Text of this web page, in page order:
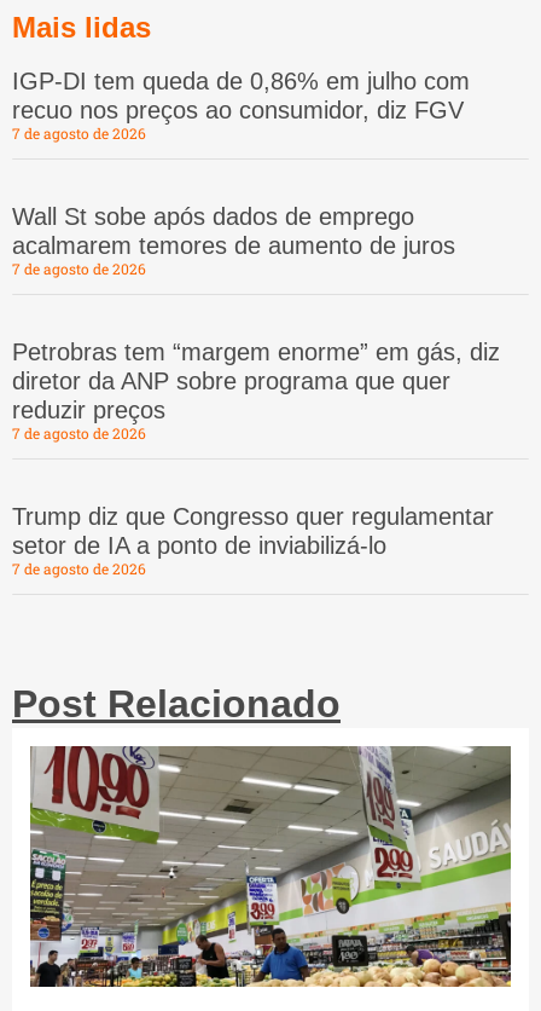
Mais lidas
IGP-DI tem queda de 0,86% em julho com
recuo nos preços ao consumidor, diz FGV
7 de agosto de 2026
Wall St sobe após dados de emprego
acalmarem temores de aumento de juros
7 de agosto de 2026
Petrobras tem “margem enorme” em gás, diz
diretor da ANP sobre programa que quer
reduzir preços
7 de agosto de 2026
Trump diz que Congresso quer regulamentar
setor de IA a ponto de inviabilizá-lo
7 de agosto de 2026
Post Relacionado